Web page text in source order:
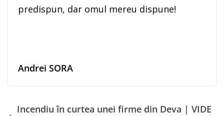
predispun, dar omul mereu dispune!
Andrei SORA
Incendiu în curtea unei firme din Deva | VIDE